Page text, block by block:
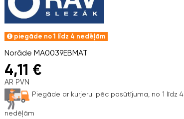
piegāde no 1 līdz 4 nedēļām
Norāde MA0039EBMAT
4,11 €
AR PVN
Piegāde ar kurjeru: pēc pasūtījuma, no 1 līdz 4
nedēļām